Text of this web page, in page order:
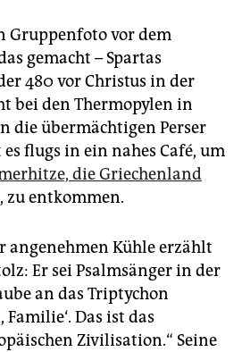
Gruppenfoto vor dem
gemacht – Spartas
480 vor Christus in der
bei den Thermopylen in
die übermächtigen Perser
flugs in ein nahes Café, um
die Griechenland
, zu entkommen.
angenehmen Kühle erzählt
Er sei Psalmsänger in der
an das Triptychon
Das ist das
Zivilisation.“ Seine